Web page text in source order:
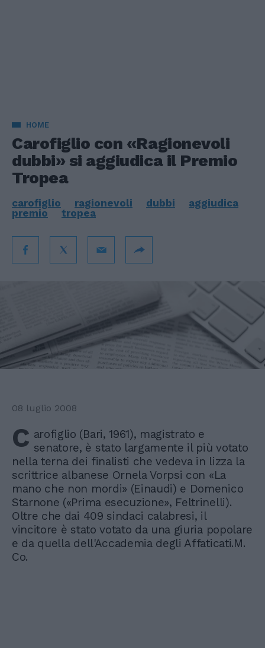
HOME
Carofiglio con «Ragionevoli
dubbi» si aggiudica il Premio
Tropea
carofiglio ragionevoli dubbi
aggiudica
premio
tropea
08 luglio 2008
C arofiglio (Bari, 1961), magistrato e
senatore, è stato largamente il più votato
nella terna dei finalisti che vedeva in lizza la
scrittrice albanese Ornela Vorpsi con «La
mano che non mordi» (Einaudi) e Domenico
Starnone («Prima esecuzione», Feltrinelli).
Oltre che dai 409 sindaci calabresi, il
vincitore è stato votato da una giuria popolare
e da quella dell'Accademia degli Affaticati.M.
Co.